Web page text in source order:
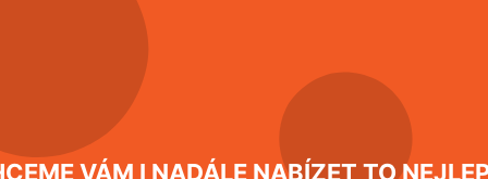
VÁM I NADÁLE NABÍZET TO